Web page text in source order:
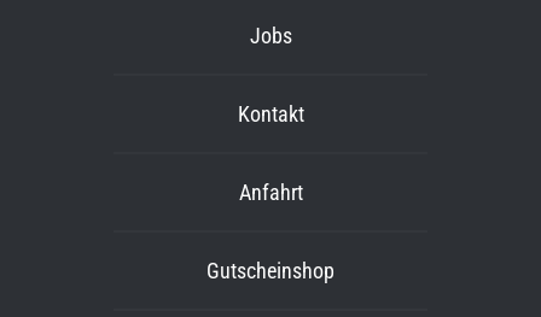
Jobs
Kontakt
Anfahrt
Gutscheinshop